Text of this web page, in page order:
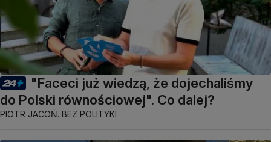
"Faceci już wiedzą, że dojechaliśmy
do Polski równościowej". Co dalej?
PIOTR JACOŃ. BEZ POLITYKI